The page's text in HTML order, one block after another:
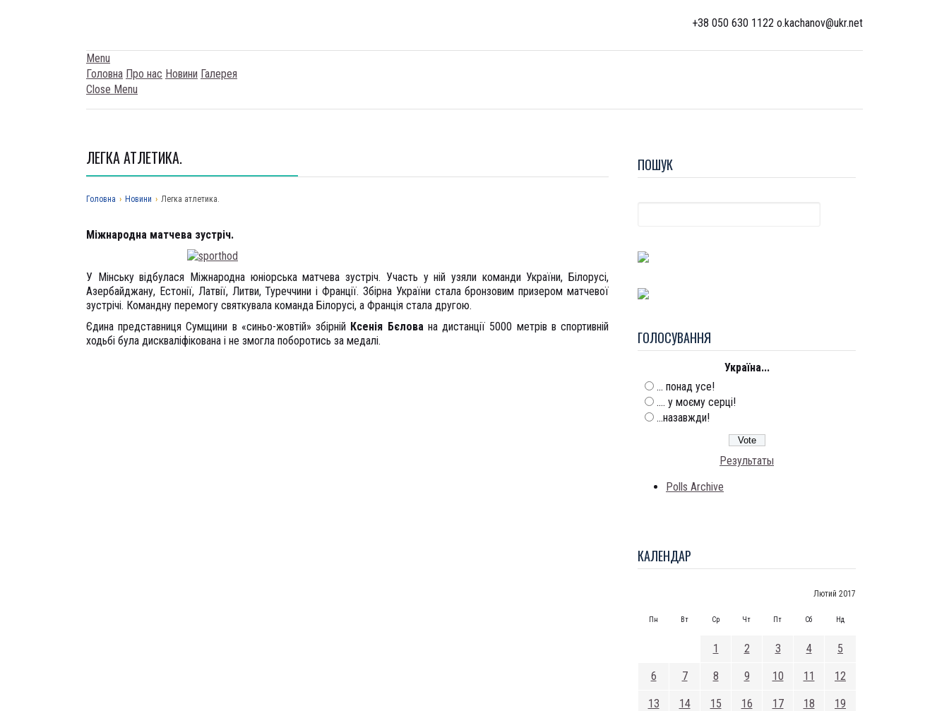
+38 050 630 1122 o.kachanov@ukr.net
Menu
Головна Про нас Новини Галерея
Close Menu
ПОШУК
ГОЛОСУВАННЯ
Україна...
... понад усе!
.... у моєму серці!
...назавжди!
Результаты
Polls Archive
КАЛЕНДАР
Лютий 2017
Пн Вт Ср Чт Пт Сб Нд
1 2 3 4 5
6 7 8 9 10 11 12
13 14 15 16 17 18 19
ЛЕГКА АТЛЕТИКА.
Головна › Новини › Легка атлетика.
Міжнародна матчева зустріч.
У Мінську відбулася Міжнародна юніорська матчева зустріч. Участь у ній узяли команди України, Білорусі,
Азербайджану, Естонії, Латвії, Литви, Туреччини і Франції. Збірна України стала бронзовим призером матчевої
зустрічі. Командну перемогу святкувала команда Білорусі, а Франція стала другою.
Єдина представниця Сумщини в «синьо-жовтій» збірній Ксенія Бєлована дистанції 5000 метрів в спортивній
ходьбі була дискваліфікована і не змогла поборотись за медалі.